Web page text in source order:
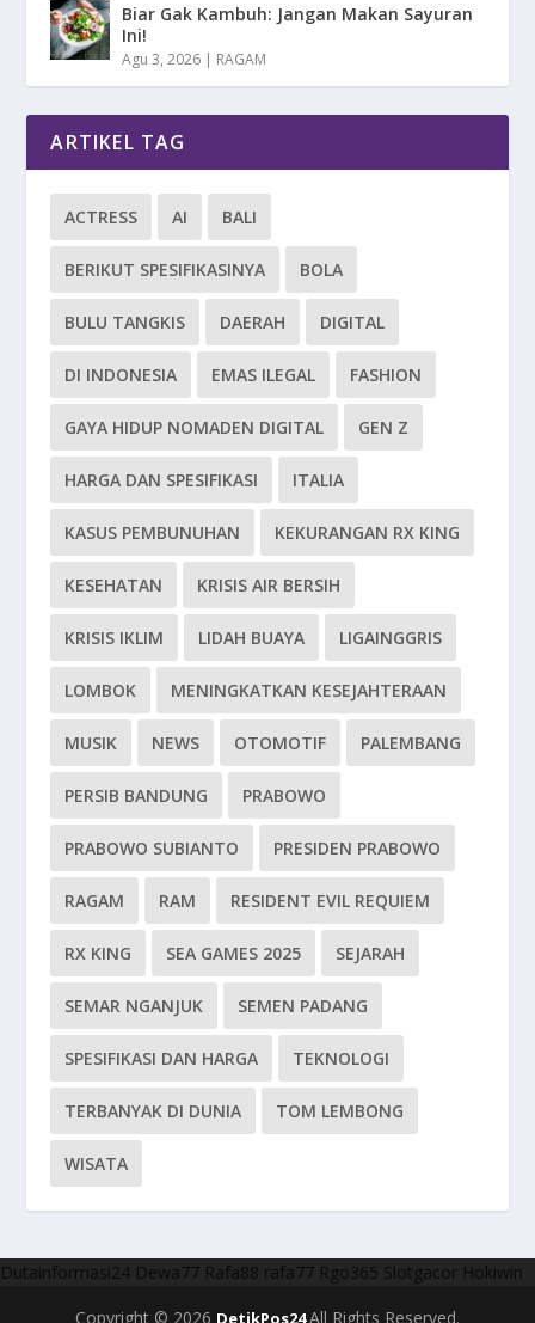
Biar Gak Kambuh: Jangan Makan Sayuran
Ini!
Agu 3, 2026 | RAGAM
ARTIKEL TAG
ACTRESS AI BALI
BERIKUT SPESIFIKASINYA BOLA
BULU TANGKIS DAERAH DIGITAL
DI INDONESIA EMAS ILEGAL FASHION
GAYA HIDUP NOMADEN DIGITAL GEN Z
HARGA DAN SPESIFIKASI ITALIA
KASUS PEMBUNUHAN KEKURANGAN RX KING
KESEHATAN KRISIS AIR BERSIH
KRISIS IKLIM LIDAH BUAYA LIGAINGGRIS
LOMBOK MENINGKATKAN KESEJAHTERAAN
MUSIK NEWS OTOMOTIF PALEMBANG
PERSIB BANDUNG PRABOWO
PRABOWO SUBIANTO PRESIDEN PRABOWO
RAGAM RAM RESIDENT EVIL REQUIEM
RX KING SEA GAMES 2025 SEJARAH
SEMAR NGANJUK SEMEN PADANG
SPESIFIKASI DAN HARGA TEKNOLOGI
TERBANYAK DI DUNIA TOM LEMBONG
WISATA
Dutainformasi24 Dewa77 Rafa88 rafa77 Rgo365 Slotgacor Hokiwin
Copyright © 2026 DetikPos24All Rights Reserved.